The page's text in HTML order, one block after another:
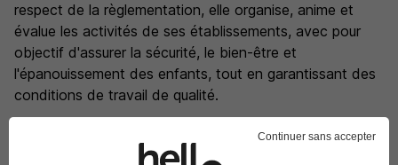
respect de la règlementation, elle organise, anime et
évalue les activités de ses établissements, avec pour
objectif d'assurer la sécurité, le bien-être et
l'épanouissement des enfants, tout en garantissant des
conditions de travail de qualité.
Publiée le 26/07/2026 - Réf : 2026-7760-2391935
Continuer sans accepter